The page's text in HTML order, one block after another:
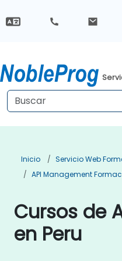
Inicio
Servicio Web
API Management
Cursos de
en Peru